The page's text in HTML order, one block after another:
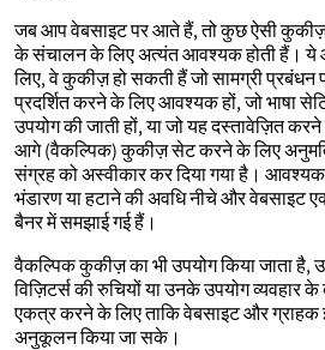
जब आप वेबसाइट पर आते हैं, तो कुछ ऐसी कुकीज़
के संचालन के लिए अत्यंत आवश्यक होती हैं।
लिए, वे कुकीज़ हो सकती हैं जो सामग्री प्रबंधन
प्रदर्शित करने के लिए आवश्यक हों, जो भाषा
उपयोग की जाती हों, या जो यह दस्तावेज़ित
आगे (वैकल्पिक) कुकीज़ सेट करने के लिए
संग्रह को अस्वीकार कर दिया गया है।
भंडारण या हटाने की अवधि नीचे और वेबसाइट
बैनर में समझाई गई हैं।
वैकल्पिक कुकीज़ का भी उपयोग किया जाता है,
विज़िटर्स की रुचियों या उनके उपयोग व्यवहार के
एकत्र करने के लिए ताकि वेबसाइट और
अनुकूलन किया जा सके।